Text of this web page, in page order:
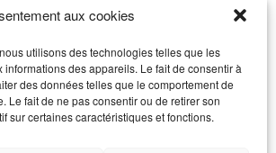
aux cookies
utilisons des technologies telles que les
des appareils. Le fait de consentir à
des données telles que le comportement de
Le fait de ne pas consentir ou de retirer son
sur certaines caractéristiques et fonctions.